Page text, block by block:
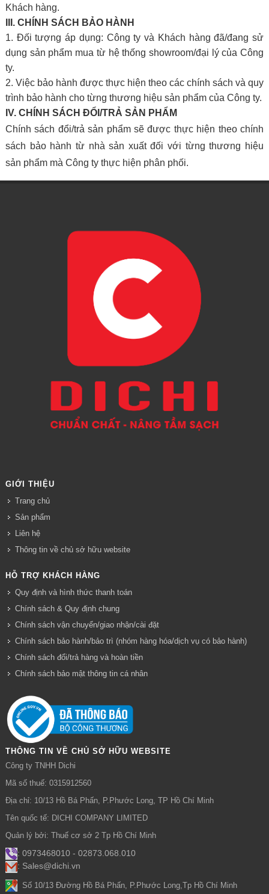
Khách hàng.
III. CHÍNH SÁCH BẢO HÀNH
1. Đối tượng áp dụng: Công ty và Khách hàng đã/đang sử
dụng sản phẩm mua từ hệ thống showroom/đại lý của Công
ty.
2. Việc bảo hành được thực hiện theo các chính sách và quy
trình bảo hành cho từng thương hiệu sản phẩm của Công ty.
IV. CHÍNH SÁCH ĐỔI/TRẢ SẢN PHẨM
Chính sách đổi/trả sản phẩm sẽ được thực hiện theo chính
sách bảo hành từ nhà sản xuất đối với từng thương hiệu
sản phẩm mà Công ty thực hiện phân phối.
GIỚI THIỆU
Trang chủ
Sản phẩm
Liên hệ
Thông tin về chủ sở hữu website
HỖ TRỢ KHÁCH HÀNG
Quy định và hình thức thanh toán
Chính sách & Quy định chung
Chính sách vận chuyển/giao nhận/cài đặt
Chính sách bảo hành/bảo trì (nhóm hàng hóa/dịch vụ có bảo hành)
Chính sách đổi/trả hàng và hoàn tiền
Chính sách bảo mật thông tin cá nhân
THÔNG TIN VỀ CHỦ SỞ HỮU WEBSITE
Công ty TNHH Dichi
Mã số thuế: 0315912560
Địa chỉ: 10/13 Hồ Bá Phấn, P.Phước Long, TP Hồ Chí Minh
Tên quốc tế: DICHI COMPANY LIMITED
Quản lý bởi: Thuế cơ sở 2 Tp Hồ Chí Minh
: 0973468010 - 02873.068.010
: Sales@dichi.vn
: Số 10/13 Đường Hồ Bá Phấn, P.Phước Long,Tp Hồ Chí Minh